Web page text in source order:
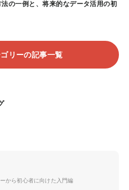
法の一例と、将来的なデータ活用の初
リーの記事一覧
から初心者に向けた入門編